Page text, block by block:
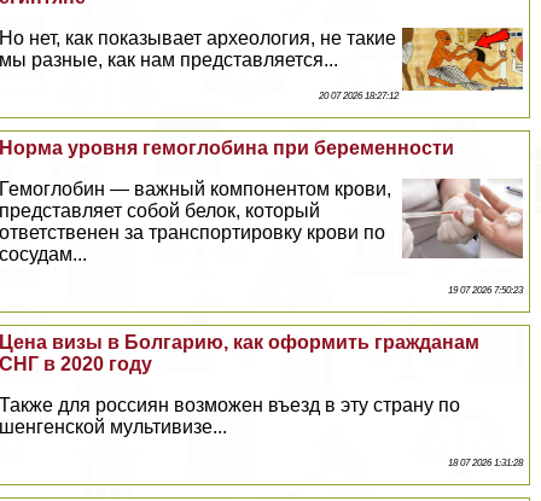
Но нет, как показывает археология, не такие
мы разные, как нам представляется...
20 07 2026 18:27:12
Норма уровня гемоглобина при беременности
Гемоглобин — важный компонентом крови,
представляет собой белок, который
ответственен за трaнcпортировку крови по
сосудам...
19 07 2026 7:50:23
Цена визы в Болгарию, как оформить гражданам
СНГ в 2020 году
Также для россиян возможен въезд в эту страну по
шенгенской мультивизе...
18 07 2026 1:31:28